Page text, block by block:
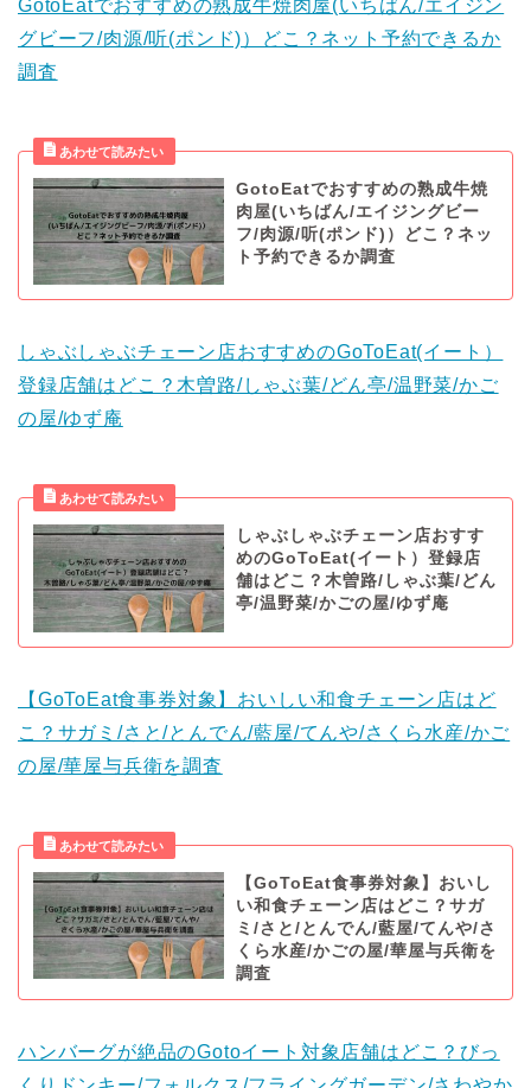
GotoEatでおすすめの熟成牛焼肉屋(いちばん/エイジン
グビーフ/肉源/听(ポンド)）どこ？ネット予約できるか
調査
GotoEatでおすすめの熟成牛焼
肉屋(いちばん/エイジングビー
フ/肉源/听(ポンド)）どこ？ネッ
ト予約できるか調査
しゃぶしゃぶチェーン店おすすめのGoToEat(イート）
登録店舗はどこ？木曽路/しゃぶ葉/どん亭/温野菜/かご
の屋/ゆず庵
しゃぶしゃぶチェーン店おすす
めのGoToEat(イート）登録店
舗はどこ？木曽路/しゃぶ葉/どん
亭/温野菜/かごの屋/ゆず庵
【GoToEat食事券対象】おいしい和食チェーン店はど
こ？サガミ/さと/とんでん/藍屋/てんや/さくら水産/かご
の屋/華屋与兵衛を調査
【GoToEat食事券対象】おいし
い和食チェーン店はどこ？サガ
ミ/さと/とんでん/藍屋/てんや/さ
くら水産/かごの屋/華屋与兵衛を
調査
ハンバーグが絶品のGotoイート対象店舗はどこ？びっ